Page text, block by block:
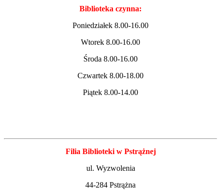
Biblioteka czynna:
Poniedziałek 8.00-16.00
Wtorek 8.00-16.00
Środa 8.00-16.00
Czwartek 8.00-18.00
Piątek 8.00-14.00
Filia Biblioteki w Pstrążnej
ul. Wyzwolenia
44-284 Pstrążna